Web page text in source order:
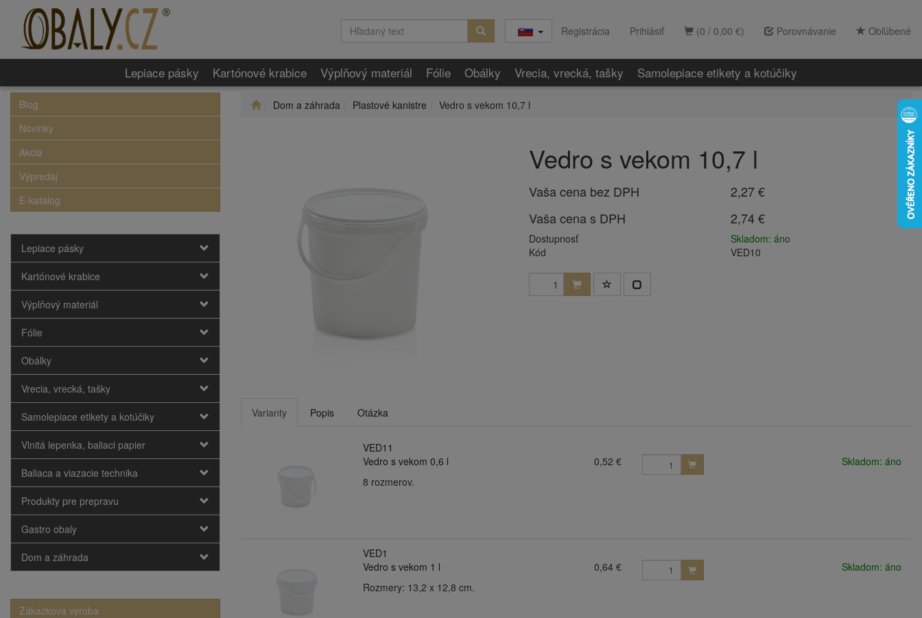
(0 / 0,00 €) Porovnávanie Obľúbené
Registrácia Prihlásiť
Lepiace pásky Kartónové krabice Výplňový materiál Fólie Obálky Vrecia, vrecká, tašky Samolepiace etikety a kotúčiky
Blog
Novinky
Akcia
Výpredaj
E-katalog
Lepiace pásky
Kartónové krabice
Výplňový materiál
Fólie
Obálky
Vrecia, vrecká, tašky
Samolepiace etikety a kotúčiky
Vlnitá lepenka, baliaci papier
Baliaca a viazacie technika
Produkty pre prepravu
Gastro obaly
Dom a záhrada
Zákazková výroba
Dom a záhrada Plastové kanistre Vedro s vekom 10,7 l
Vedro s vekom 10,7 l
Vaša cena bez DPH
2,27 €
Vaša cena s DPH
2,74 €
Dostupnosť
Skladom: áno
Kód
VED10
Varianty Popis Otázka
VED11
Vedro s vekom 0,6 l
0,52 €
Skladom: áno
8 rozmerov.
VED1
Vedro s vekom 1 l
0,64 €
Skladom: áno
Rozmery: 13,2 x 12,8 cm.